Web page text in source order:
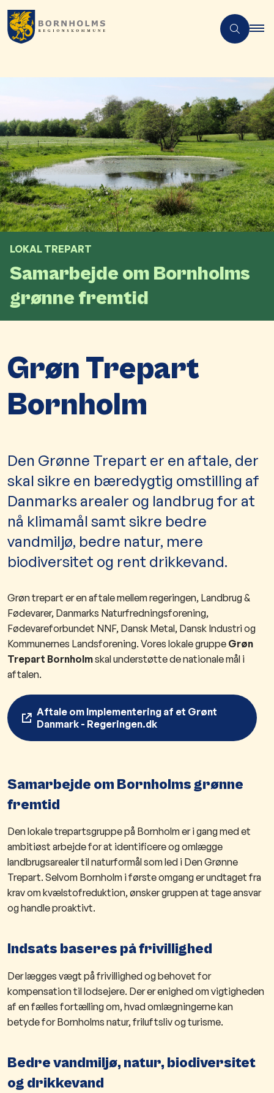
LOKAL TREPART
Samarbejde om Bornholms
grønne fremtid
Grøn Trepart
Bornholm
​​​​​​​​​​​​​​​​​​​​​​​​​​​​​​​​​​​​​​​​​​​​​​​​​​​​​​​​Den Grønne Trepart er en aftale, der
skal sikr​​e en bæredygtig omstilling af
Danmarks arealer og landbrug for at
nå kli​mamål samt sikre bedre
vandmiljø, bedre natur, mere
biodiversitet og rent drikkevand.
Grøn trepart er en aftale mellem regeringen, Landbrug &
Fødevarer, Danmarks Naturfredningsforening,
Fødevareforbundet NNF, Dansk Metal, Dansk Industri og
Kommunernes Landsforening. Vores lokale gruppe Grøn
Trepart Bornholmskal understøtte de nationale mål i
aftalen.
Aftale om Implementering af et Grønt
Danmark - Regeringen.dk
Samarbejde om Bornholms grønne
fremtid
Den lokale trepartsgruppe på Bornholm er i gang med et
ambitiøst arbejde for at identificere og omlægge
landbrugsarealer til naturformål som led i Den Grønne
Trepart. Selvom Bornholm i første omgang er undtaget fra
krav om kvælstofreduktion, ønsker gruppen at tage ansvar
og handle proaktivt.​
Indsats baseres på frivillighed
Der lægges vægt på frivillighed og behovet for
kompensation til lodsejere. Der er enighed om vigtigheden
af en fælles fortælling om, hvad omlægningerne kan
betyde for Bornholms natur, friluftsliv og turisme.
​​Bedre vandmiljø, natur, biodiversitet
og drikkevand